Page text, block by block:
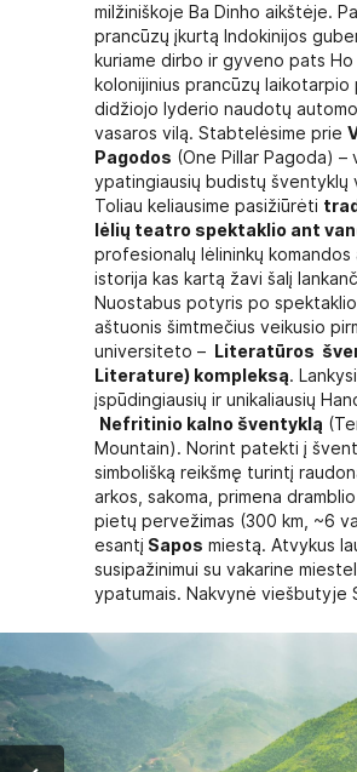
milžiniškoje Ba Dinho aikštėje.
prancūzų įkurtą Indokinijos
kuriame dirbo ir gyveno pats Ho
kolonijinius prancūzų
didžiojo lyderio naudotų
vasaros vilą. Stabtelėsime prie
Pagodos (One Pillar Pagoda) –
ypatingiausių budistų šventyklų
Toliau keliausime pasižiūrėti
lėlių teatro spektaklio ant
profesionalų lėlininkų komandos
istorija kas kartą žavi šalį
Nuostabus potyris po
aštuonis šimtmečius veikusio
universiteto –
Literatūros
Literature) kompleksą.
įspūdingiausių ir unikaliausių
Nefritinio kalno šventyklą
Mountain). Norint patekti į
simbolišką reikšmę turintį
arkos, sakoma, primena
pietų pervežimas (300 km, ~6
esantį Sapos miestą. Atvykus
susipažinimui su vakarine
ypatumais. Nakvynė viešbutyje